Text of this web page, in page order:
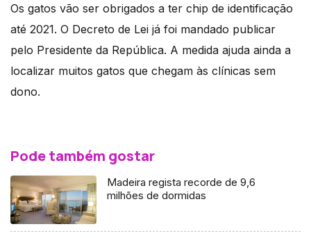
Os gatos vão ser obrigados a ter chip de identificação
até 2021. O Decreto de Lei já foi mandado publicar
pelo Presidente da República. A medida ajuda ainda a
localizar muitos gatos que chegam às clínicas sem
dono.
Pode também gostar
Madeira regista recorde de 9,6
milhões de dormidas